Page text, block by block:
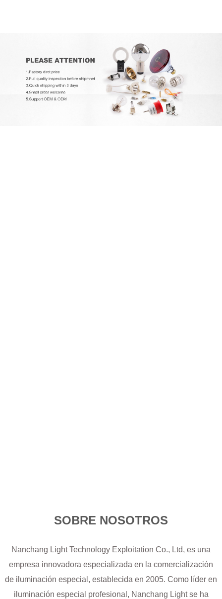
SOBRE NOSOTROS
Nanchang Light Technology Exploitation Co., Ltd, es una
empresa innovadora especializada en la comercialización
de iluminación especial, establecida en 2005. Como líder en
iluminación especial profesional, Nanchang Light se ha